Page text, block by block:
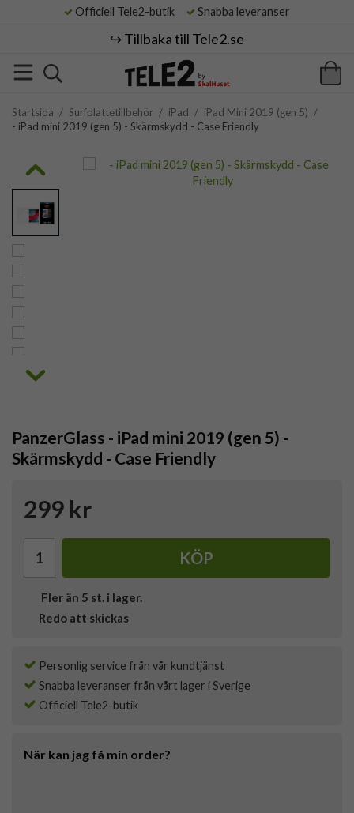
Officiell Tele2-butik Snabba leveranser
↪️ Tillbaka till Tele2.se
Startsida / Surfplattetillbehör / iPad / iPad Mini 2019 (gen 5) /
- iPad mini 2019 (gen 5) - Skärmskydd - Case Friendly
PanzerGlass - iPad mini 2019 (gen 5) -
Skärmskydd - Case Friendly
299 kr
KÖP
Fler än 5 st. i lager.
Redo att skickas
Personlig service från vår kundtjänst
Snabba leveranser från vårt lager i Sverige
Officiell Tele2-butik
När kan jag få min order?